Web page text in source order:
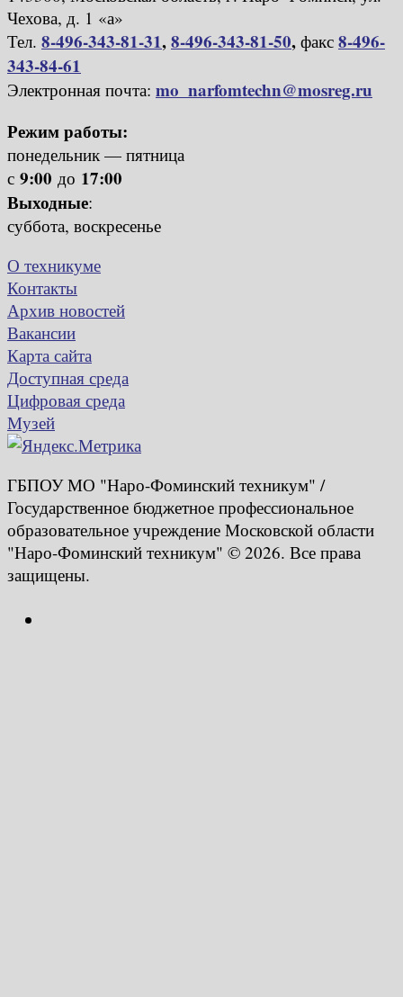
Чехова, д. 1 «а»
Тел. 8-496-343-81-31,8-496-343-81-50, факс 8-496-
343-84-61
Электронная почта: mo_narfomtechn@mosreg.ru
Режим работы:
понедельник — пятница
с 9:00 до 17:00
Выходные:
суббота, воскресенье
О техникуме
Контакты
Архив новостей
Вакансии
Карта сайта
Доступная среда
Цифровая среда
Музей
ГБПОУ МО "Наро-Фоминский техникум" /
Государственное бюджетное профессиональное
образовательное учреждение Московской области
"Наро-Фоминский техникум" © 2026. Все права
защищены.